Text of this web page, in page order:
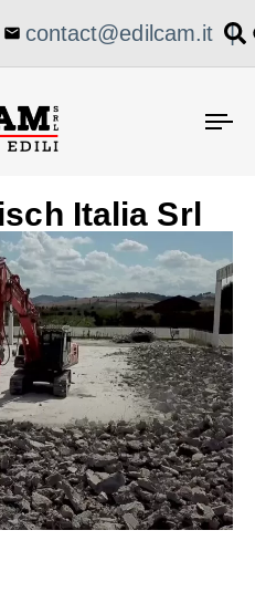
contact@edilcam.it |
Italia Srl